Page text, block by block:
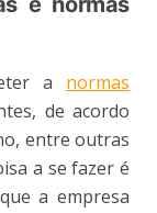
a normas
de acordo
entre outras
a se fazer é
a empresa